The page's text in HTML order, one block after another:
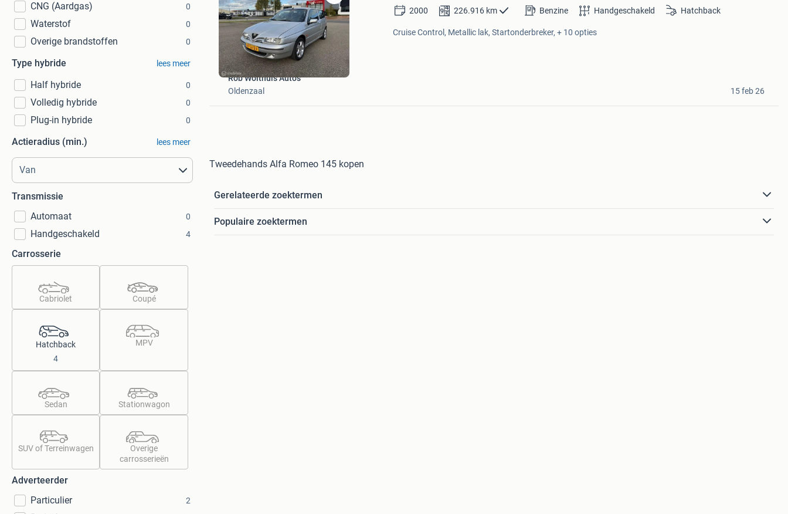
CNG (Aardgas) 0
Waterstof 0
Overige brandstoffen 0
Type hybride lees meer
Half hybride 0
Volledig hybride 0
Plug-in hybride 0
Actieradius (min.) lees meer
Transmissie
Automaat
0
Handgeschakeld 4
Carrosserie
Cabriolet Coupé
Hatchback
4
MPV
Sedan Stationwagon
SUV of Terreinwagen
Overige
carrosserieën
Adverteerder
Particulier
2
Bewaren
in
Mijn
Favorieten
2000 226.916 km Benzine Handgeschakeld Hatchback
Cruise Control, Metallic lak, Startonderbreker, + 10 opties
Rob Wolthuis Auto's
Oldenzaal
15 feb 26
Tweedehands Alfa Romeo 145 kopen
Gerelateerde zoektermen
Populaire zoektermen